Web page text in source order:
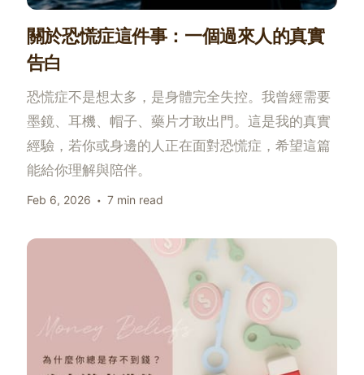
關於恐慌症這件事：一個過來人的真實
告白
恐慌症不是想太多，是身體完全失控。我曾經需要
墨鏡、耳機、帽子、藥片才敢出門。這是我的真實
經驗，若你或身邊的人正在面對恐慌症，希望這篇
能給你理解與陪伴。
Feb 6, 2026 7 min read